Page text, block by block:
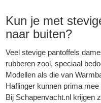
Kun je met
naar buiten?
Veel stevige pantoffels
rubberen zool, speciaal
Modellen als die van
Haflinger kunnen prima
Bij Schapenvacht.nl krijgen